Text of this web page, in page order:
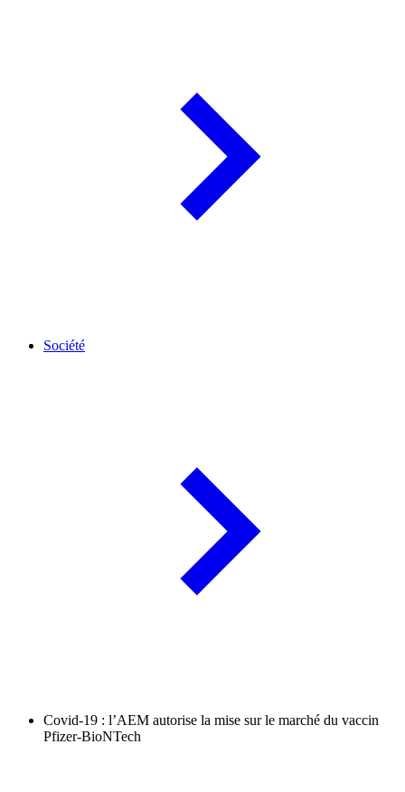
Société
Covid-19 : l’AEM autorise la mise sur le marché du vaccin
Pfizer-BioNTech